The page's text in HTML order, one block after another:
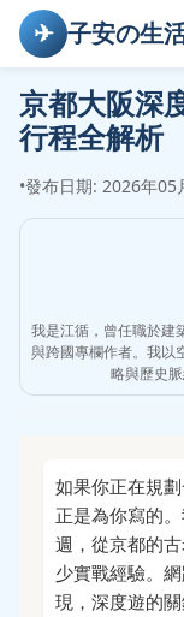
✈ 子安の生
京都大阪深
行程全解析
•發布日期: 2026年05
我是江循，曾任職於建
與跨國專欄作者。我以
略與歷史
如果你正在規
正是為你寫的
週，從京都的
少實戰經驗。
現，深度遊的